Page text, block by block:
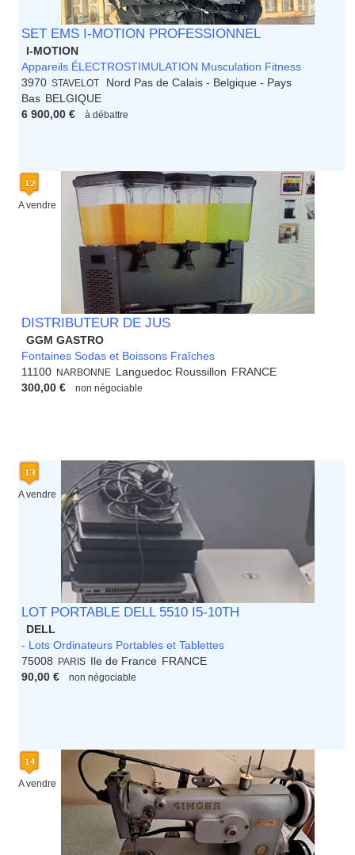
SET EMS I-MOTION PROFESSIONNEL
I-MOTION
Appareils ÉLECTROSTIMULATION Musculation Fitness
3970 STAVELOT
Nord Pas de Calais - Belgique - Pays
Bas BELGIQUE
6 900,00 €
à débattre
A vendre
DISTRIBUTEUR DE JUS
GGM GASTRO
Fontaines Sodas et Boissons Fraîches
11100 NARBONNE Languedoc Roussillon FRANCE
300,00 €
non négociable
A vendre
LOT PORTABLE DELL 5510 I5-10TH
DELL
- Lots Ordinateurs Portables et Tablettes
75008
PARIS Ile de France FRANCE
90,00 €
non négociable
A vendre